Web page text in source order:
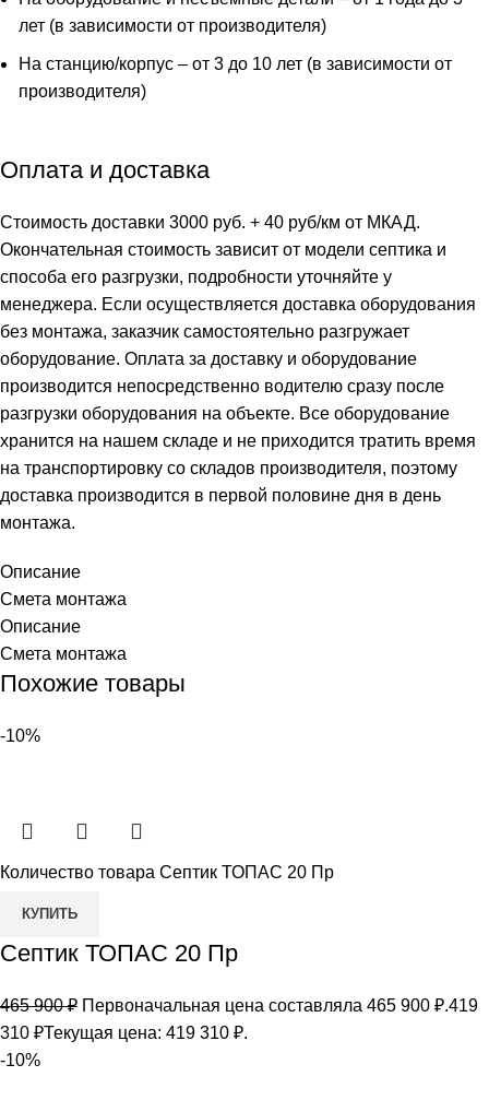
лет (в зависимости от производителя)
На станцию/корпус – от 3 до 10 лет (в зависимости от
производителя)
Оплата и доставка
Стоимость доставки 3000 руб. + 40 руб/км от МКАД.
Окончательная стоимость зависит от модели септика и
способа его разгрузки, подробности уточняйте у
менеджера. Если осуществляется доставка оборудования
без монтажа, заказчик самостоятельно разгружает
оборудование. Оплата за доставку и оборудование
производится непосредственно водителю сразу после
разгрузки оборудования на объекте. Все оборудование
хранится на нашем складе и не приходится тратить время
на транспортировку со складов производителя, поэтому
доставка производится в первой половине дня в день
монтажа.
Описание
Смета монтажа
Описание
Смета монтажа
Похожие товары
-10%
Количество товара Септик ТОПАС 20 Пр
КУПИТЬ
Септик ТОПАС 20 Пр
465 900₽ Первоначальная цена составляла 465 900 ₽.419
310 ₽Текущая цена: 419 310 ₽.
-10%